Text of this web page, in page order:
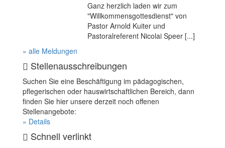
Ganz herzlich laden wir zum
"Willkommensgottesdienst" von
Pastor Arnold Kuiter und
Pastoralreferent Nicolai Speer [...]
» alle Meldungen
Stellenausschreibungen
Suchen Sie eine Beschäftigung im pädagogischen,
pflegerischen oder hauswirtschaftlichen Bereich, dann
finden Sie hier unsere derzeit noch offenen
Stellenangebote:
» Details
Schnell verlinkt